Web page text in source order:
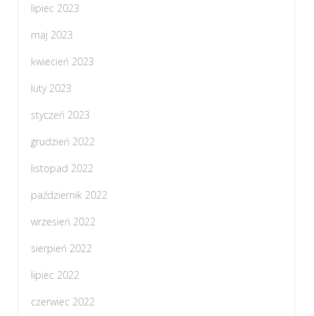
lipiec 2023
maj 2023
kwiecień 2023
luty 2023
styczeń 2023
grudzień 2022
listopad 2022
październik 2022
wrzesień 2022
sierpień 2022
lipiec 2022
czerwiec 2022